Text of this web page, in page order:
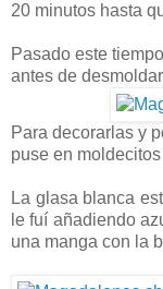
20 minutos hasta
Pasado este
antes de
Para decorarlas y
puse en
La glasa blanca
le fuí añadiendo
una manga con la